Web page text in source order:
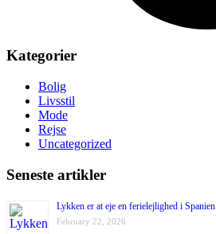
Kategorier
Bolig
Livsstil
Mode
Rejse
Uncategorized
Seneste artikler
Lykken er at eje en ferielejlighed i Spanien
February 22, 2026